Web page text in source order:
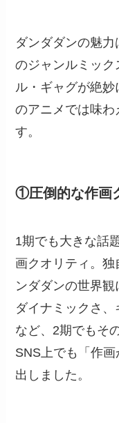
ダンダダンの魅
のジャンルミック
ル・ギャグが絶
のアニメでは味わ
す。
①圧倒的な作画
1期でも大きな話
画クオリティ。
ンダダンの世界
ダイナミックさ
など、2期でもそ
SNS上でも「作
出しました。